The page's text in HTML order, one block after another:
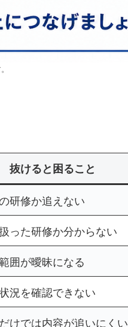
抜けると困ること
研修か追えない
った研修か分からない
囲が曖昧になる
況を確認できない
けでは内容が追いにくい